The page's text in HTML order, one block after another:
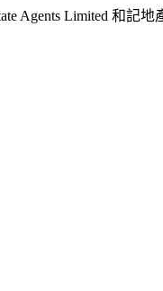
Agents Limited 和記